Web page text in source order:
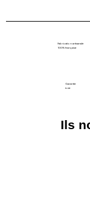
Fabrication artisanale
100% française
Garantie
à vie
Ils